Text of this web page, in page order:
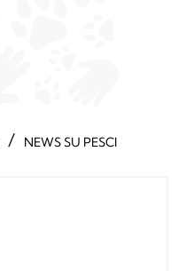
/ NEWS SU PESCI